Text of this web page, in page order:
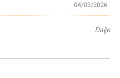
04/03/2026
Dalje